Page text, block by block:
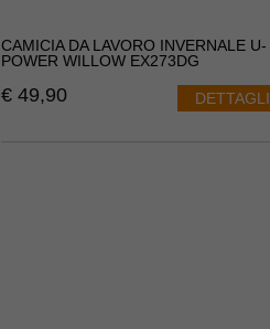
CAMICIA DA LAVORO INVERNALE U-
POWER WILLOW EX273DG
€ 49,90 DETTAGLI